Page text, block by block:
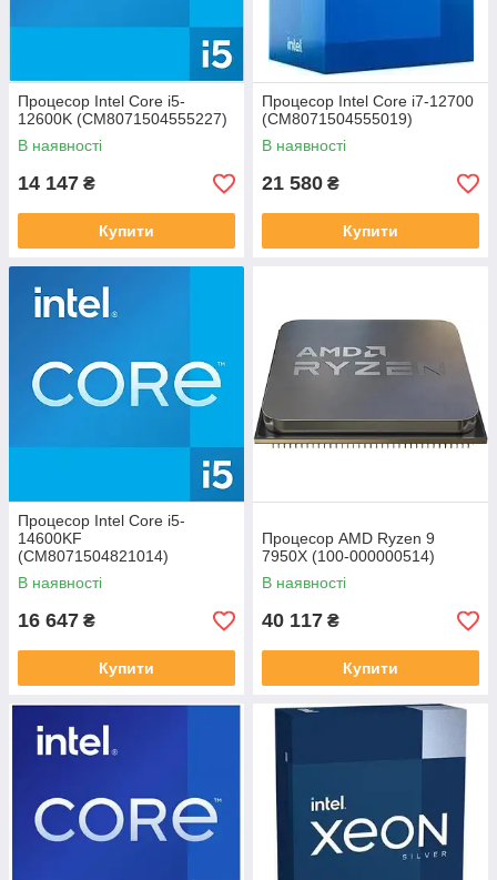
Процесор Intel Core i5-
12600K (CM8071504555227)
В наявності
14 147 ₴
Купити
Процесор Intel Core i7-12700
(CM8071504555019)
В наявності
21 580 ₴
Купити
Процесор Intel Core i5-
14600KF
(CM8071504821014)
В наявності
16 647 ₴
Купити
Процесор AMD Ryzen 9
7950X (100-000000514)
В наявності
40 117 ₴
Купити